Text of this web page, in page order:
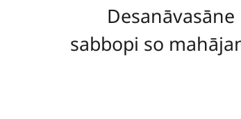
sabbopi so